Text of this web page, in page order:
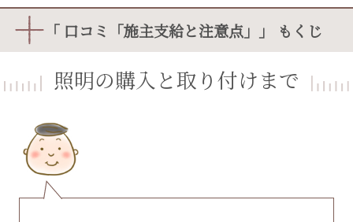
「 口コミ「施主支給と注意点」」 もくじ
照明の購入と取り付けまで